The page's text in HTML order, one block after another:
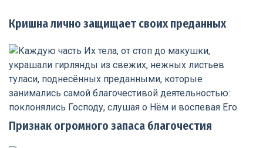
Кришна лично защищает своих преданных
Признак огромного запаса благочестия